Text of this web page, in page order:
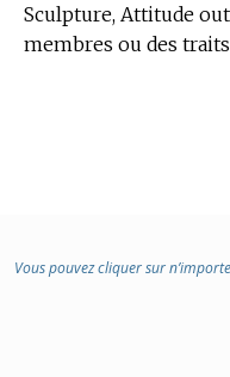
Sculpture, Attitude
membres ou des
Vous pouvez cliquer sur